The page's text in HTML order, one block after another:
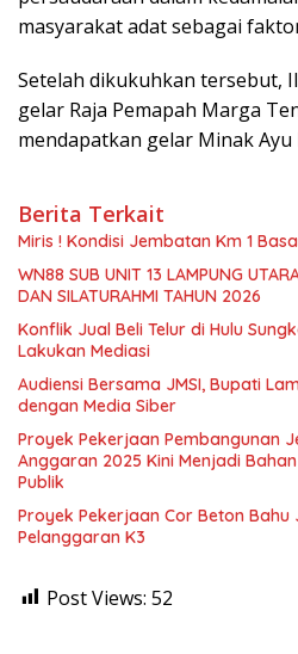
masyarakat adat sebagai
Setelah dikukuhkan tersebut,
gelar Raja Pemapah Marga
mendapatkan gelar Minak Ayu
Berita Terkait
Miris ! Kondisi Jembatan Km 1
WN88 SUB UNIT 13 LAMPUNG
DAN SILATURAHMI TAHUN 2026
Konflik Jual Beli Telur di Hulu
Lakukan Mediasi
Audiensi Bersama JMSI, Bupati
dengan Media Siber
Proyek Pekerjaan Pembangunan
Anggaran 2025 Kini Menjadi
Publik
Proyek Pekerjaan Cor Beton Bahu
Pelanggaran K3
Post Views: 52